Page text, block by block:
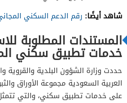
شاهد أيضًا: رقم الدعم السكني المجاني
المستندات المطلوبة
خدمات تطبيق سكني
حددت وزارة الشؤون البلدية والقروية
العربية السعودية مجموعة الأوراق
على خدمات تطبيق سكني، والتي